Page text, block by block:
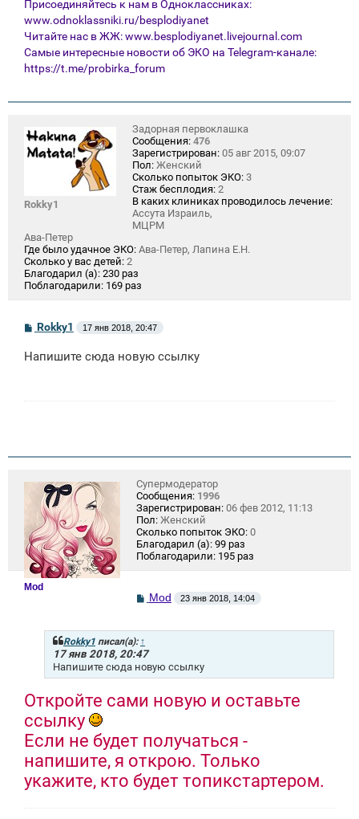
Присоединяйтесь к нам в Одноклассниках:
www.odnoklassniki.ru/besplodiyanet
Читайте нас в ЖЖ:www.besplodiyanet.livejournal.com
Самые интересные новости об ЭКО на Telegram-канале:
https://t.me/probirka_forum
Rokky1
Задорная первоклашка
Сообщения: 476
Зарегистрирован: 05 авг 2015, 09:07
Пол: Женский
Сколько попыток ЭКО: 3
Стаж бесплодия: 2
В каких клиниках проводилось лечение:
Ассута Израиль,
МЦРМ
Ава-Петер
Где было удачное ЭКО: Ава-Петер, Лапина Е.Н.
Сколько у вас детей: 2
Благодарил (а): 230 раз
Поблагодарили: 169 раз
С
б
Rokky1 17 янв 2018, 20:47
Напишите сюда новую ссылку
Mod
Супермодератор
Сообщения: 1996
Зарегистрирован: 06 фев 2012, 11:13
Пол: Женский
Сколько попыток ЭКО: 0
Благодарил (а): 99 раз
Поблагодарили: 195 раз
С
о
б
е
н
и
Mod 23 янв 2018, 14:04
Rokky1 писал(а): ↑
17 янв 2018, 20:47
Напишите сюда новую ссылку
Откройте сами новую и оставьте
ссылку
Если не будет получаться -
напишите, я открою. Только
укажите, кто будет топикстартером.